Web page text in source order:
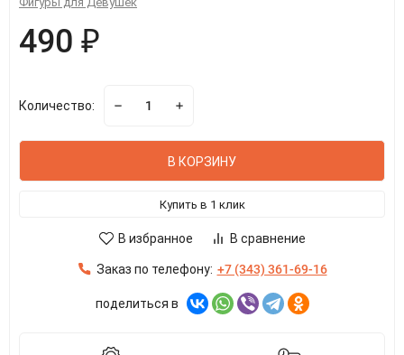
490 ₽
Количество:
В КОРЗИНУ
Купить в 1 клик
В избранное В сравнение
Заказ по телефону: +7 (343) 361-69-16
поделиться в